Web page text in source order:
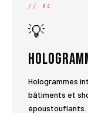
// 04
💡
Hologrammes
bâtiments et
époustouflants.